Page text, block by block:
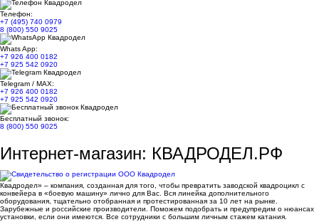
Телефон:
+7 (495) 740 0979
8 (800) 550 9025
Whats App:
+7 926 400 0182
+7 925 542 0920
Telegram / MAX:
+7 926 400 0182
+7 925 542 0920
Бесплатный звонок:
8 (800) 550 9025
Интернет-магазин: КВАДРОДЕЛ.РФ
Квадродел» – компания, созданная для того, чтобы превратить заводской квадроцикл с
конвейера в «боевую машину» лично для Вас. Вся линейка дополнительного
оборудования, тщательно отобранная и протестированная за 10 лет на рынке.
Зарубежные и российские производители. Поможем подобрать и предупредим о нюансах
установки, если они имеются. Все сотрудники с большим личным стажем катания.